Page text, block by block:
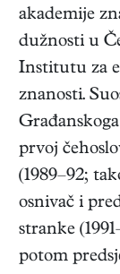
akademije
dužnosti u
Institutu za
znanosti.
prvoj
(1989–92;
osnivač i
stranke
potom